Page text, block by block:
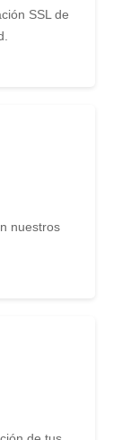
SSL de
nuestros